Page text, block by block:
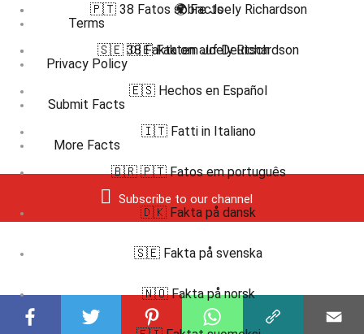
Terms
Privacy Policy
Submit Facts
More Facts
Subscribe to our channel
🇵🇹 38 Fatos sobre Joely Richardson
🇸🇪 38 Fakta om Joely Richardson
🌍 Facts
🇩🇪 Fakten auf Deutsch
🇪🇸 Hechos en Español
🇮🇹 Fatti in Italiano
🇧🇷 🇵🇹 Fatos em português
🇩🇰 Fakta på dansk
🇸🇪 Fakta på svenska
🇳🇴 Fakta på norsk